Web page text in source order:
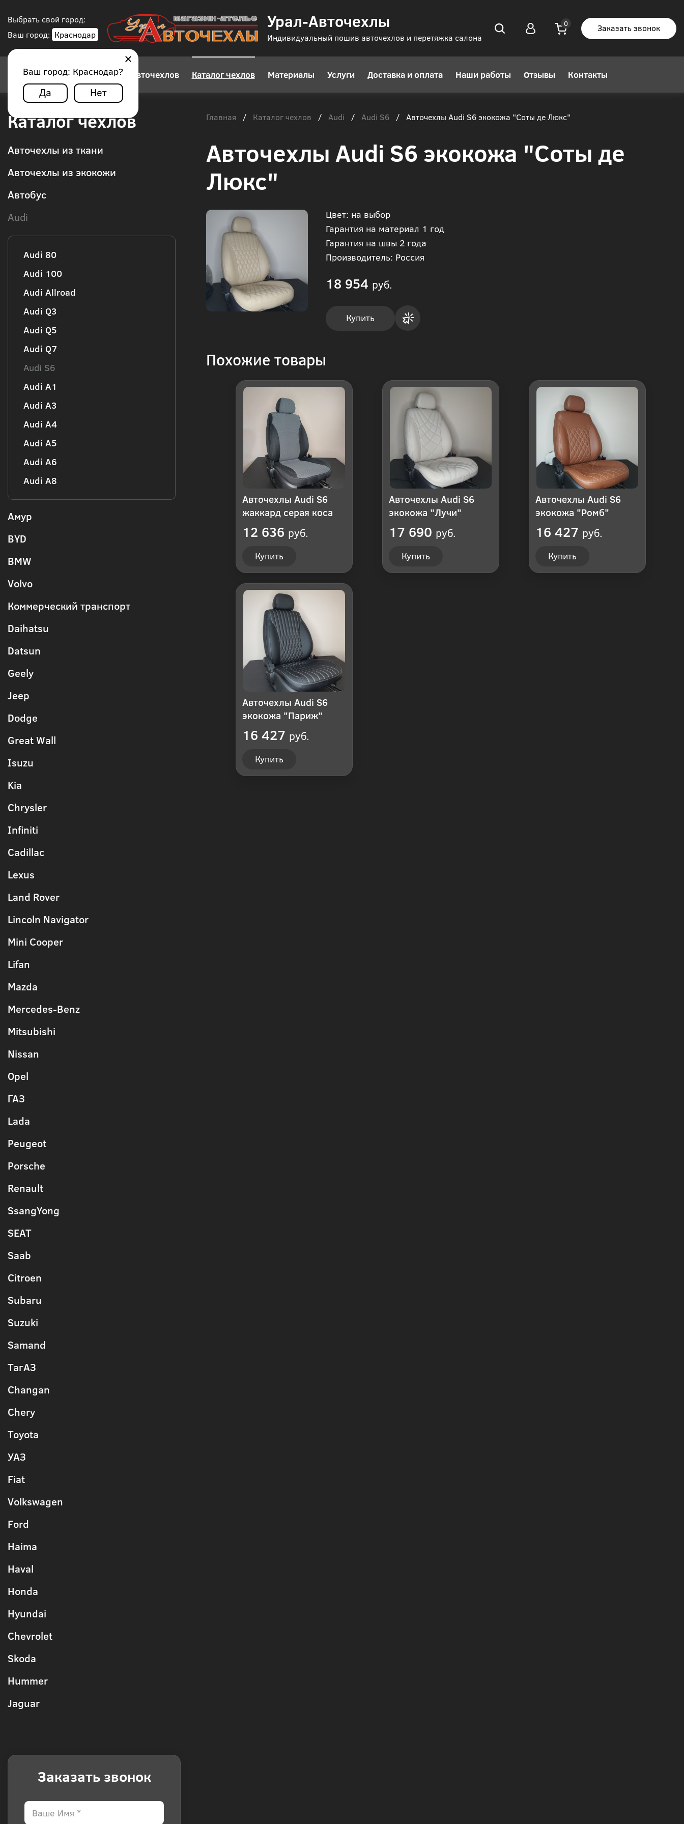
Выбрать свой город:
Ваш город: Краснодар
Ваш город: Краснодар?
Да Нет
Урал-Авточехлы
Индивидуальный пошив авточехлов и перетяжка салона
Заказать звонок
Конструктор авточехлов Каталог чехлов Материалы Услуги Доставка и оплата Наши работы Отзывы Контакты
Каталог чехлов
Авточехлы из ткани
Авточехлы из экокожи
Автобус
Audi
Audi 80
Audi 100
Audi Allroad
Audi Q3
Audi Q5
Audi Q7
Audi S6
Audi А1
Audi А3
Audi А4
Audi А5
Audi А6
Audi А8
Амур
BYD
BMW
Volvo
Коммерческий транспорт
Daihatsu
Datsun
Geely
Jeep
Dodge
Great Wall
Isuzu
Kia
Chrysler
Infiniti
Cadillac
Lexus
Land Rover
Lincoln Navigator
Mini Cooper
Lifan
Mazda
Mercedes-Benz
Mitsubishi
Nissan
Opel
ГАЗ
Lada
Peugeot
Porsche
Renault
SsangYong
SEAT
Saab
Citroen
Subaru
Suzuki
Samand
ТагАЗ
Changan
Chery
Toyota
УАЗ
Fiat
Volkswagen
Ford
Haima
Haval
Honda
Hyundai
Chevrolet
Skoda
Hummer
Jaguar
Заказать звонок
Главная / Каталог чехлов / Audi / Audi S6 / Авточехлы Audi S6 экокожа "Соты де Люкс"
Авточехлы Audi S6 экокожа "Соты де
Люкс"
Цвет: на выбор
Гарантия на материал 1 год
Гарантия на швы 2 года
Производитель: Россия
18 954 руб.
Купить
клик
Похожие товары
Авточехлы Audi S6
жаккард серая коса
12 636 руб.
Купить
Авточехлы Audi S6
экокожа "Лучи"
17 690 руб.
Купить
Авточехлы Audi S6
экокожа "Ромб"
16 427 руб.
Купить
Авточехлы Audi S6
экокожа "Париж"
16 427 руб.
Купить